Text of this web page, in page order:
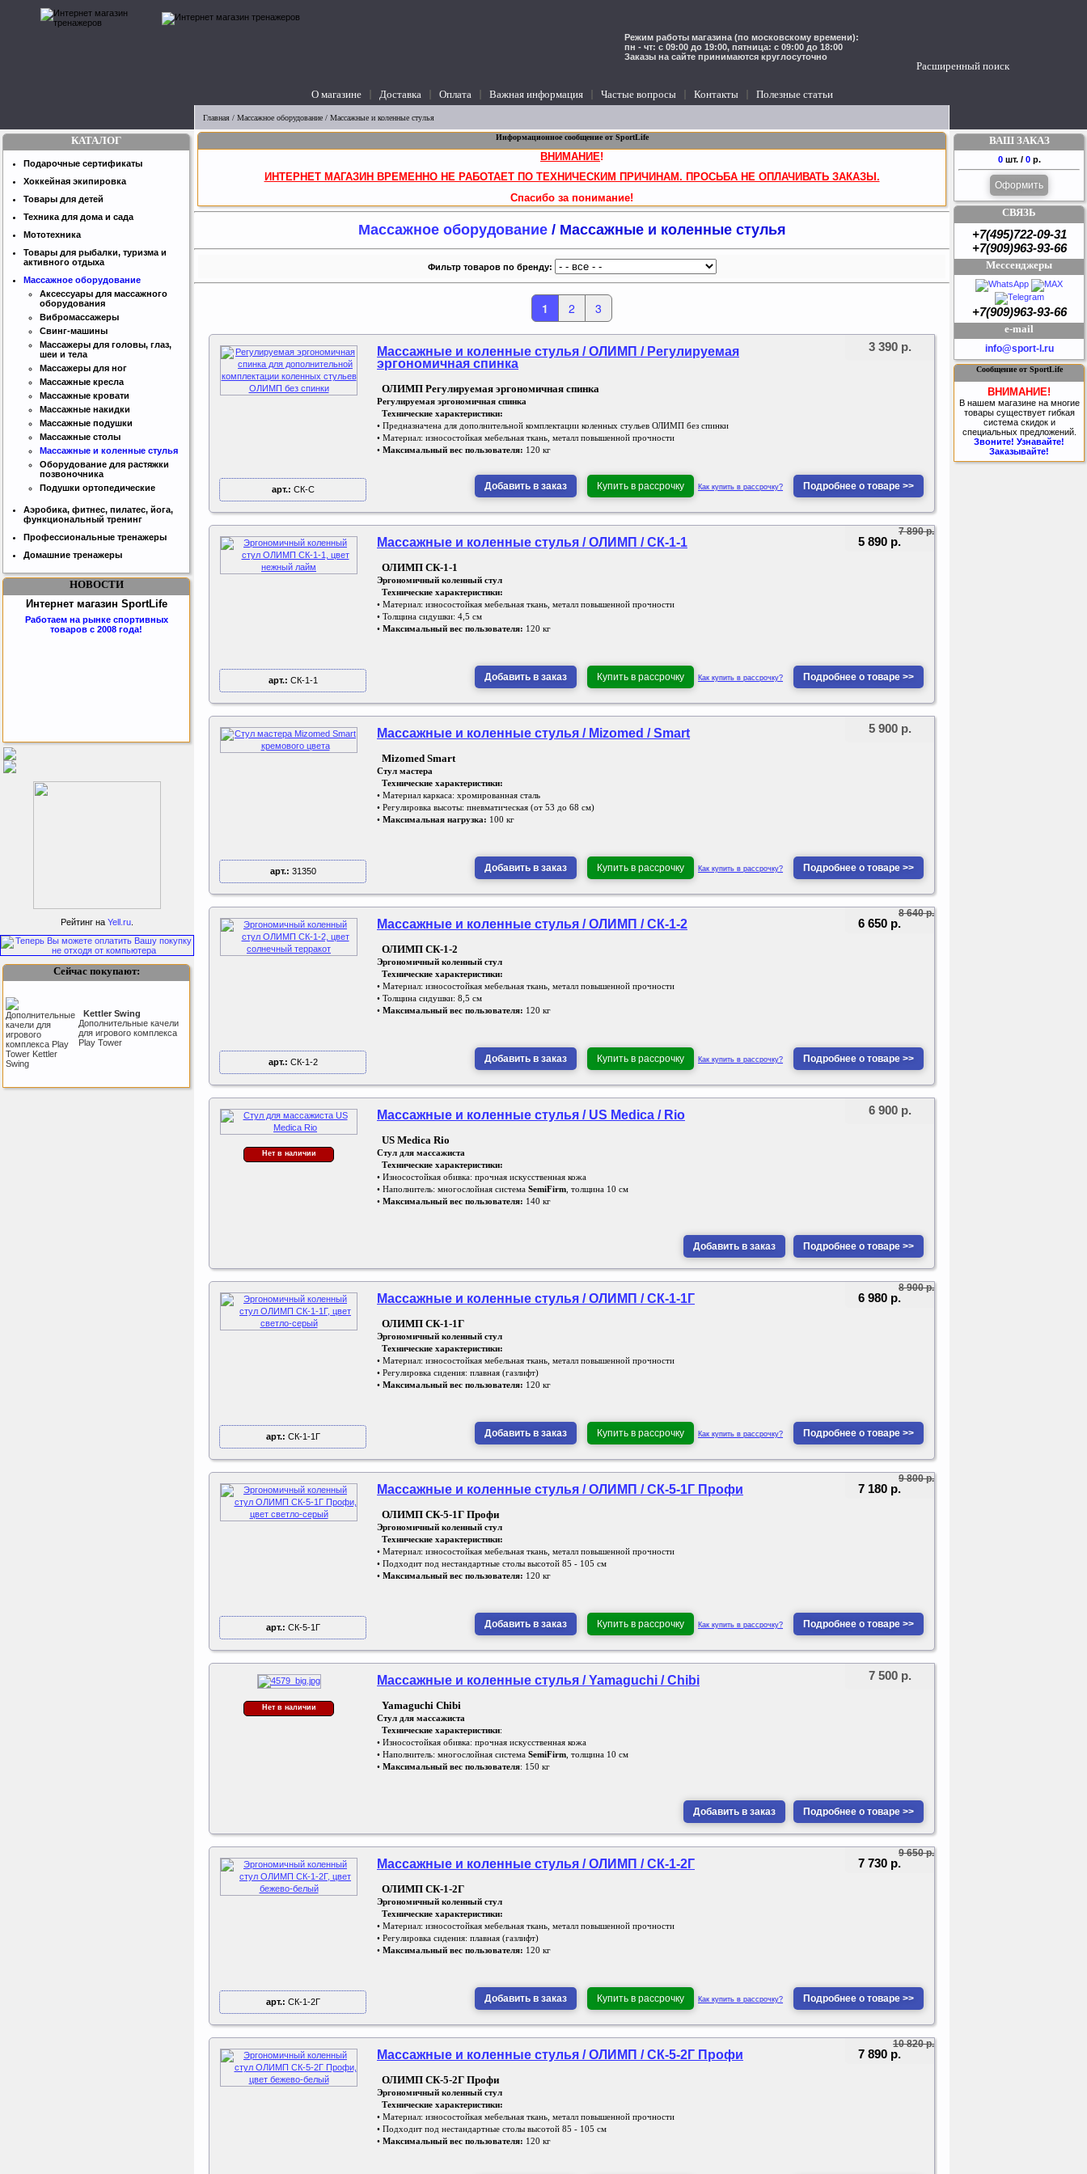
Расширенный поиск
Режим работы магазина (по московскому времени):
пн - чт: с 09:00 до 19:00, пятница: с 09:00 до 18:00
Заказы на сайте принимаются круглосуточно
О магазине Доставка Оплата Важная информация Частые вопросы Контакты Полезные статьи
Главная / Массажное оборудование / Массажные и коленные стулья
Информационное сообщение от SportLife
ВНИМАНИЕ!
ИНТЕРНЕТ МАГАЗИН ВРЕМЕННО НЕ РАБОТАЕТ ПО ТЕХНИЧЕСКИМ ПРИЧИНАМ. ПРОСЬБА НЕ ОПЛАЧИВАТЬ ЗАКАЗЫ.
Спасибо за понимание!
Массажное оборудование/ Массажные и коленные стулья
Фильтр товаров по бренду:
1 2 3
Массажные и коленные стулья / ОЛИМП / Регулируемая
эргономичная спинка
ОЛИМП Регулируемая эргономичная спинка
Регулируемая эргономичная спинка
Технические характеристики:
• Предназначена для дополнительной комплектации коленных стульев ОЛИМП без спинки
• Материал: износостойкая мебельная ткань, металл повышенной прочности
• Максимальный вес пользователя: 120 кг
арт.: СК-С Добавить в заказ Купить в рассрочку Как купить в рассрочку? Подробнее о товаре >>
3 390 р.
Массажные и коленные стулья / ОЛИМП / СК-1-1
ОЛИМП СК-1-1
Эргономичный коленный стул
Технические характеристики:
• Материал: износостойкая мебельная ткань, металл повышенной прочности
• Толщина сидушки: 4,5 см
• Максимальный вес пользователя: 120 кг
арт.: СК-1-1 Добавить в заказ Купить в рассрочку Как купить в рассрочку? Подробнее о товаре >>
7 890 р.
5 890 р.
Массажные и коленные стулья / Mizomed / Smart
Mizomed Smart
Стул мастера
Технические характеристики:
• Материал каркаса: хромированная сталь
• Регулировка высоты: пневматическая (от 53 до 68 см)
• Максимальная нагрузка: 100 кг
арт.: 31350 Добавить в заказ Купить в рассрочку Как купить в рассрочку? Подробнее о товаре >>
5 900 р.
Массажные и коленные стулья / ОЛИМП / СК-1-2
ОЛИМП СК-1-2
Эргономичный коленный стул
Технические характеристики:
• Материал: износостойкая мебельная ткань, металл повышенной прочности
• Толщина сидушки: 8,5 см
• Максимальный вес пользователя: 120 кг
арт.: СК-1-2 Добавить в заказ Купить в рассрочку Как купить в рассрочку? Подробнее о товаре >>
8 640 р.
6 650 р.
Нет в наличии
Массажные и коленные стулья / US Medica / Rio
US Medica Rio
Стул для массажиста
Технические характеристики:
• Износостойкая обивка: прочная искусственная кожа
• Наполнитель: многослойная система SemiFirm , толщина 10 см
• Максимальный вес пользователя: 140 кг
Добавить в заказ Подробнее о товаре >>
6 900 р.
Массажные и коленные стулья / ОЛИМП / СК-1-1Г
ОЛИМП СК-1-1Г
Эргономичный коленный стул
Технические характеристики:
• Материал: износостойкая мебельная ткань, металл повышенной прочности
• Регулировка сидения: плавная (газлифт)
• Максимальный вес пользователя: 120 кг
арт.: СК-1-1Г Добавить в заказ Купить в рассрочку Как купить в рассрочку? Подробнее о товаре >>
8 900 р.
6 980 р.
Массажные и коленные стулья / ОЛИМП / СК-5-1Г Профи
ОЛИМП СК-5-1Г Профи
Эргономичный коленный стул
Технические характеристики:
• Материал: износостойкая мебельная ткань, металл повышенной прочности
• Подходит под нестандартные столы высотой 85 - 105 см
• Максимальный вес пользователя: 120 кг
арт.: СК-5-1Г Добавить в заказ Купить в рассрочку Как купить в рассрочку? Подробнее о товаре >>
9 800 р.
7 180 р.
Нет в наличии
Массажные и коленные стулья / Yamaguchi / Chibi
Yamaguchi Chibi
Стул для массажиста
Технические характеристики:
• Износостойкая обивка: прочная искусственная кожа
• Наполнитель: многослойная система SemiFirm , толщина 10 см
• Максимальный вес пользователя: 150 кг
Добавить в заказ Подробнее о товаре >>
7 500 р.
Массажные и коленные стулья / ОЛИМП / СК-1-2Г
ОЛИМП СК-1-2Г
Эргономичный коленный стул
Технические характеристики:
• Материал: износостойкая мебельная ткань, металл повышенной прочности
• Регулировка сидения: плавная (газлифт)
• Максимальный вес пользователя: 120 кг
арт.: СК-1-2Г Добавить в заказ Купить в рассрочку Как купить в рассрочку? Подробнее о товаре >>
9 650 р.
7 730 р.
Массажные и коленные стулья / ОЛИМП / СК-5-2Г Профи
ОЛИМП СК-5-2Г Профи
Эргономичный коленный стул
Технические характеристики:
• Материал: износостойкая мебельная ткань, металл повышенной прочности
• Подходит под нестандартные столы высотой 85 - 105 см
• Максимальный вес пользователя: 120 кг
10 820 р.
7 890 р.
КАТАЛОГ
Подарочные сертификаты
Хоккейная экипировка
Товары для детей
Техника для дома и сада
Мототехника
Товары для рыбалки, туризма и
активного отдыха
Массажное оборудование
Аксессуары для массажного
оборудования
Вибромассажеры
Свинг-машины
Массажеры для головы, глаз,
шеи и тела
Массажеры для ног
Массажные кресла
Массажные кровати
Массажные накидки
Массажные подушки
Массажные столы
Массажные и коленные стулья
Оборудование для растяжки
позвоночника
Подушки ортопедические
Аэробика, фитнес, пилатес, йога,
функциональный тренинг
Профессиональные тренажеры
Домашние тренажеры
НОВОСТИ
Интернет магазин SportLife
Работаем на рынке спортивных
товаров с 2008 года!
SportLife
Как заставить женщину
заниматся спортом?
Рейтинг на Yell.ru
Сейчас покупают:
Kettler Swing
Дополнительные качели
для игрового комплекса
Play Tower
ВАШ ЗАКАЗ
0 шт. / 0 р.
Оформить
СВЯЗЬ
+7(495)722-09-31
+7(909)963-93-66
Мессенджеры
+7(909)963-93-66
e-mail
info@sport-l.ru
Сообщение от SportLife
ВНИМАНИЕ!
В нашем магазине на многие
товары существует гибкая
система скидок и
специальных предложений.
Звоните! Узнавайте!
Заказывайте!